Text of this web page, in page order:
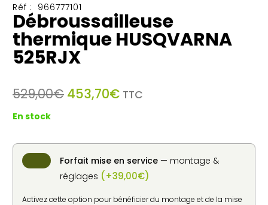
Réf : 966777101
Débroussailleuse
thermique HUSQVARNA
525RJX
529,00€ Le
529,00€.
453,70€Le
453,70€.
TTC
En stock
Forfait mise en service — montage &
réglages (+39,00€)
Activez cette option pour bénéficier du montage et de la mise